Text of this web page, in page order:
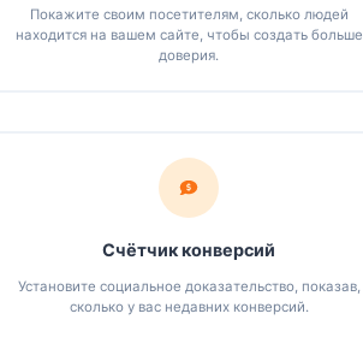
Покажите своим посетителям, сколько людей
находится на вашем сайте, чтобы создать больше
доверия.
Счётчик конверсий
Установите социальное доказательство, показав,
сколько у вас недавних конверсий.